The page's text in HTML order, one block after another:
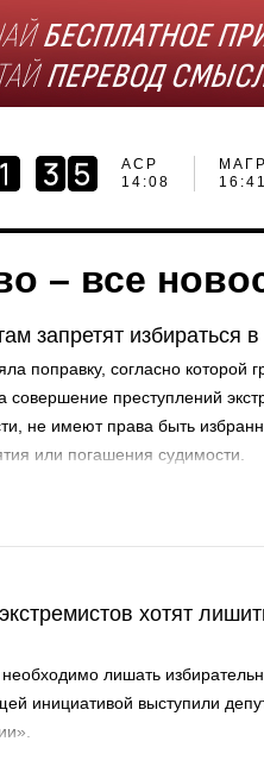
АСР
14:08
16:41
– все
запретят избираться
поправку, согласно которой
совершение преступлений
не имеют права быть
или погашения судимости.
хотят
необходимо лишать
инициативой выступили